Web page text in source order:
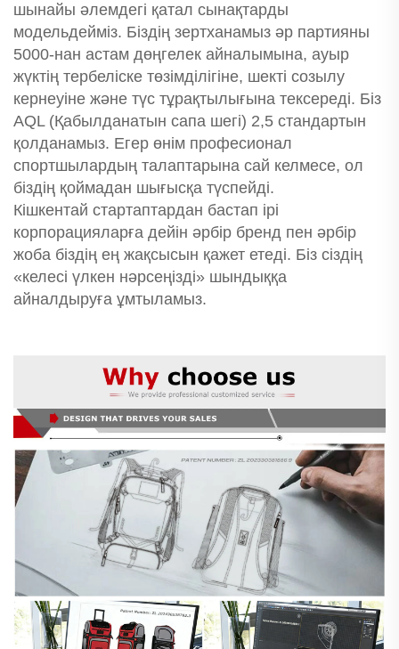
шынайы әлемдегі қатал сынақтарды
модельдейміз. Біздің зертханамыз әр партияны
5000-нан астам дөңгелек айналымына, ауыр
жүктің тербеліске төзімділігіне, шекті созылу
кернеуіне және түс тұрақтылығына тексереді. Біз
AQL (Қабылданатын сапа шегі) 2,5 стандартын
қолданамыз. Егер өнім професионал
спортшылардың талаптарына сай келмесе, ол
біздің қоймадан шығысқа түспейді.
Кішкентай стартаптардан бастап ірі
корпорацияларға дейін әрбір бренд пен әрбір
жоба біздің ең жақсысын қажет етеді. Біз сіздің
«келесі үлкен нәрсеңізді» шындыққа
айналдыруға ұмтыламыз.